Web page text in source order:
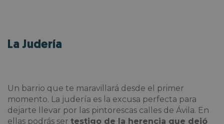
La Judería
Un barrio que te maravillará desde el primer
momento. La judería es la excusa perfecta para
dejarte llevar por las pintorescas calles de Ávila. En
ellas podrás ser testigo de la herencia que dejó